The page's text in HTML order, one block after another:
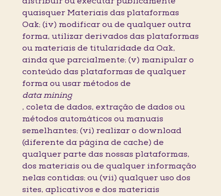
quaisquer Materiais das plataformas
Oak; (iv) modificar ou de qualquer outra
forma, utilizar derivados das plataformas
ou materiais de titularidade da Oak,
ainda que parcialmente; (v) manipular o
conteúdo das plataformas de qualquer
forma ou usar métodos de
data mining
, coleta de dados, extração de dados ou
métodos automáticos ou manuais
semelhantes; (vi) realizar o download
(diferente da página de cache) de
qualquer parte das nossas plataformas,
dos materiais ou de qualquer informação
nelas contidas; ou (vii) qualquer uso dos
sites, aplicativos e dos materiais